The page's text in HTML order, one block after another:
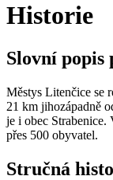
Historie
Slovní popis
Městys Litenčice se
21 km jihozápadně
je i obec
přes 500 obyvatel.
Stručná